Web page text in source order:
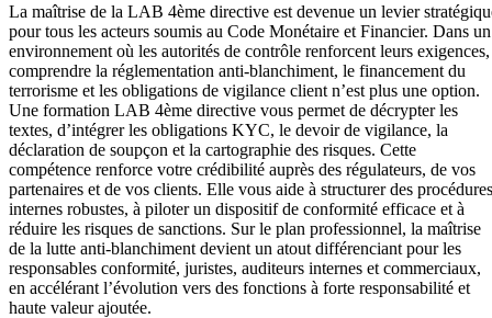
La maîtrise de la LAB 4ème directive est devenue un levier
pour tous les acteurs soumis au Code Monétaire et Financier. Dans un
environnement où les autorités de contrôle renforcent leurs exigences,
comprendre la réglementation anti-blanchiment, le financement du
terrorisme et les obligations de vigilance client n’est plus une option.
Une formation LAB 4ème directive vous permet de décrypter les
textes, d’intégrer les obligations KYC, le devoir de vigilance, la
déclaration de soupçon et la cartographie des risques. Cette
compétence renforce votre crédibilité auprès des régulateurs, de vos
partenaires et de vos clients. Elle vous aide à structurer des procédures
internes robustes, à piloter un dispositif de conformité efficace et à
réduire les risques de sanctions. Sur le plan professionnel, la maîtrise
de la lutte anti-blanchiment devient un atout différenciant pour les
responsables conformité, juristes, auditeurs internes et commerciaux,
en accélérant l’évolution vers des fonctions à forte responsabilité et
haute valeur ajoutée.